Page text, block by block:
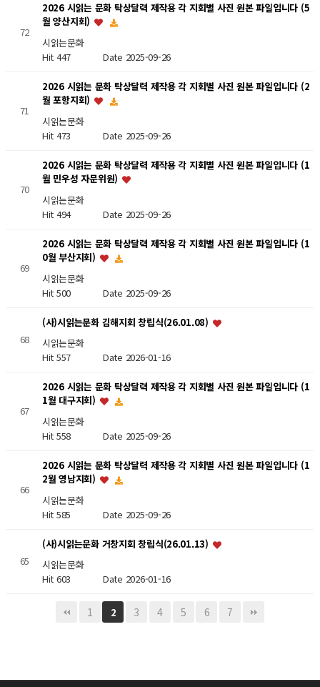
72
2026 시읽는 문화 탁상달력 제작용 각 지회별 사진 원본 파일입니다 (5
월 양산지회)
시읽는문화
Hit 447Date 2025-09-26
71
2026 시읽는 문화 탁상달력 제작용 각 지회별 사진 원본 파일입니다 (2
월 포항지회)
시읽는문화
Hit 473Date 2025-09-26
70
2026 시읽는 문화 탁상달력 제작용 각 지회별 사진 원본 파일입니다 (1
월 민우성 자문위원)
시읽는문화
Hit 494Date 2025-09-26
69
2026 시읽는 문화 탁상달력 제작용 각 지회별 사진 원본 파일입니다 (1
0월 부산지회)
시읽는문화
Hit 500Date 2025-09-26
68
(사)시읽는문화 김해지회 창립식(26.01.08)
시읽는문화
Hit 557Date 2026-01-16
67
2026 시읽는 문화 탁상달력 제작용 각 지회별 사진 원본 파일입니다 (1
1월 대구지회)
시읽는문화
Hit 558Date 2025-09-26
66
2026 시읽는 문화 탁상달력 제작용 각 지회별 사진 원본 파일입니다 (1
2월 영남지회)
시읽는문화
Hit 585Date 2025-09-26
65
(사)시읽는문화 거창지회 창립식(26.01.13)
시읽는문화
Hit 603Date 2026-01-16
1 2 3 4 5 6 7